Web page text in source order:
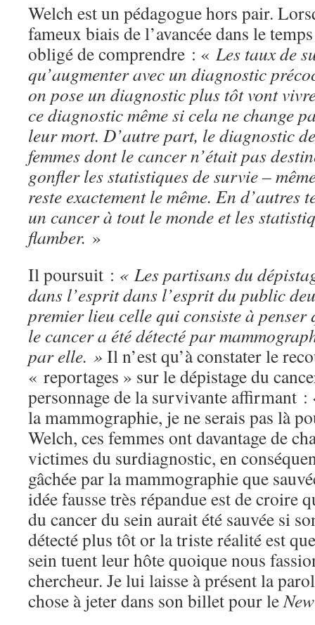
Welch est un pédagogue hors pair.
fameux biais de l’avancée dans le
obligé de comprendre : « Les taux de
qu’augmenter avec un diagnostic
on pose un diagnostic plus tôt vont
ce diagnostic même si cela ne change
leur mort. D’autre part, le diagnostic
femmes dont le cancer n’était pas
gonfler les statistiques de survie –
reste exactement le même. En d’autres
un cancer à tout le monde et les
flamber. »
Il poursuit : « Les partisans du
dans l’esprit dans l’esprit du public
premier lieu celle qui consiste à penser
le cancer a été détecté par
par elle. » Il n’est qu’à constater le
« reportages » sur le dépistage du
personnage de la survivante affirmant :
la mammographie, je ne serais pas là
Welch, ces femmes ont davantage de
victimes du surdiagnostic, en
gâchée par la mammographie que
idée fausse très répandue est de croire
du cancer du sein aurait été sauvée si
détecté plus tôt or la triste réalité est
sein tuent leur hôte quoique nous
chercheur. Je lui laisse à présent la
chose à jeter dans son billet pour le